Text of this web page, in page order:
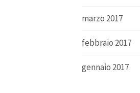
marzo 2017
febbraio 2017
gennaio 2017